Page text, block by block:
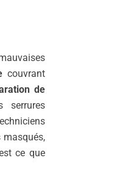
couvrant
de
masqués,
ce que